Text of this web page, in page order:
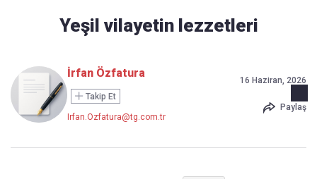
Yeşil vilayetin lezzetleri
İrfan Özfatura
Takip Et
Irfan.Ozfatura@tg.com.tr
16 Haziran, 2026
Paylaş